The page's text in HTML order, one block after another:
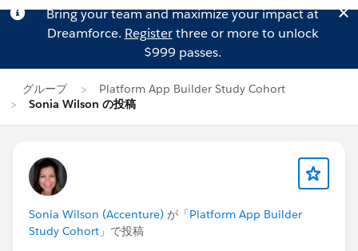
Bring your team and maximize your impact at
Dreamforce. Registerthree or more to unlock
$999 passes.
グループ
Platform App Builder Study Cohort
Sonia Wilson の投稿
Sonia Wilson (Accenture) が「Platform App Builder
Study Cohort 」で投稿